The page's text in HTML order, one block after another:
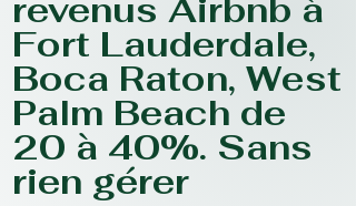
revenus Airbnb à
Fort Lauderdale,
Boca Raton, West
Palm Beach de
20 à 40%. Sans
rien gérer